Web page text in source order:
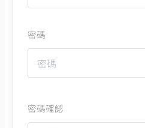
密碼
密碼確認